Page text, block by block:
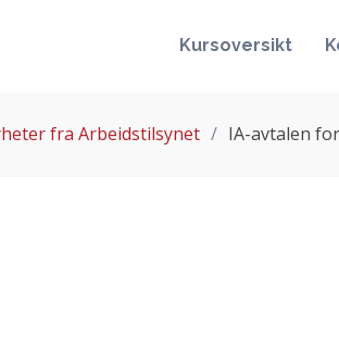
Kursoversikt
fra Arbeidstilsynet IA-avtalen